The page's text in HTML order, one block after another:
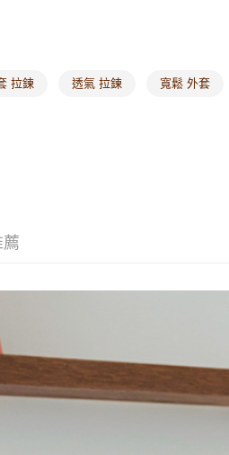
海外配送-
拉鍊 透氣 拉鍊 寬鬆 外套
薦